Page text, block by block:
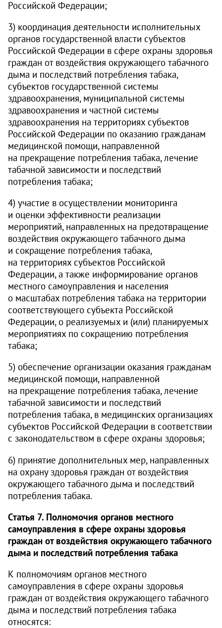
Российской Федерации;
3) координация деятельности исполнительных
органов государственной власти субъектов
Российской Федерации в сфере охраны здоровья
граждан от воздействия окружающего табачного
дыма и последствий потребления табака,
субъектов государственной системы
здравоохранения, муниципальной системы
здравоохранения и частной системы
здравоохранения на территориях субъектов
Российской Федерации по оказанию гражданам
медицинской помощи, направленной
на прекращение потребления табака, лечение
табачной зависимости и последствий
потребления табака;
4) участие в осуществлении мониторинга
и оценки эффективности реализации
мероприятий, направленных на предотвращение
воздействия окружающего табачного дыма
и сокращение потребления табака,
на территориях субъектов Российской
Федерации, а также информирование органов
местного самоуправления и населения
о масштабах потребления табака на территории
соответствующего субъекта Российской
Федерации, о реализуемых и (или) планируемых
мероприятиях по сокращению потребления
табака;
5) обеспечение организации оказания гражданам
медицинской помощи, направленной
на прекращение потребления табака, лечение
табачной зависимости и последствий
потребления табака, в медицинских организациях
субъектов Российской Федерации в соответствии
с законодательством в сфере охраны здоровья;
6) принятие дополнительных мер, направленных
на охрану здоровья граждан от воздействия
окружающего табачного дыма и последствий
потребления табака.
Статья 7. Полномочия органов местного
самоуправления в сфере охраны здоровья
граждан от воздействия окружающего табачного
дыма и последствий потребления табака
К полномочиям органов местного
самоуправления в сфере охраны здоровья
граждан от воздействия окружающего табачного
дыма и последствий потребления табака
относятся: